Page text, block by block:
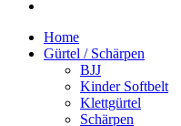
Home
Gürtel / Schärpen
BJJ
Kinder Softbelt
Klettgürtel
Schärpen